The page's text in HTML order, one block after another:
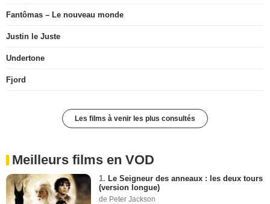
Fantômas – Le nouveau monde
Justin le Juste
Undertone
Fjord
Les films à venir les plus consultés
Meilleurs films en VOD
1. Le Seigneur des anneaux : les deux tours
(version longue)
de Peter Jackson